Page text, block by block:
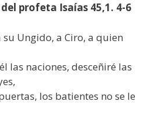
profeta Isaías 45,1. 4-6
su Ungido, a Ciro, a quien
las naciones, desceñiré las
los batientes no se le